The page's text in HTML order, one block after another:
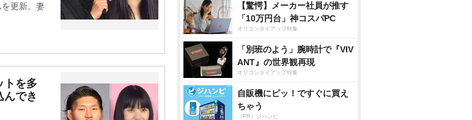
更新。妻
トを多
んでき
【驚愕】メーカー社員が推す
「10万円台」神コスパPC
オリコンタイアップ特集
「別班のよう」腕時計で『VIV
ANT』の世界観再現
オリコンタイアップ特集
自販機にピッ！ですぐに買え
ちゃう
（PR）ジハンピ